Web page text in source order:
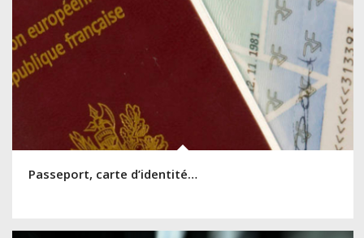
Passeport, carte d’identité…